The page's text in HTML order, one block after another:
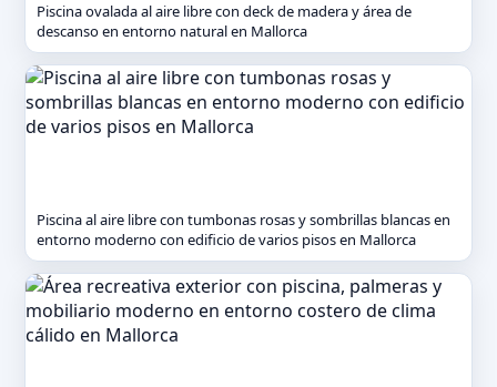
Piscina ovalada al aire libre con deck de madera y área de
descanso en entorno natural en Mallorca
Piscina al aire libre con tumbonas rosas y sombrillas blancas en
entorno moderno con edificio de varios pisos en Mallorca